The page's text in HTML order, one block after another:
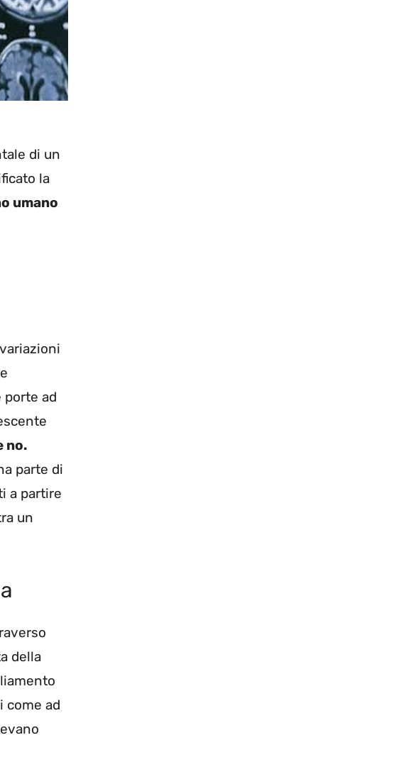
di un
la
umano
porte ad
no.
parte di
a partire
un
della
come ad